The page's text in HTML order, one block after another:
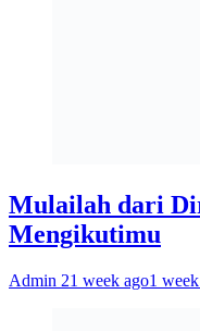
Mulailah dari
Mengikutimu
Admin 21 week ago1